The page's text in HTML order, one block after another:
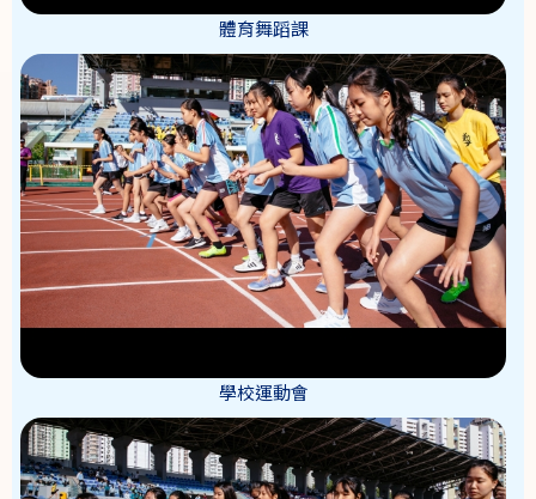
體育舞蹈課
學校運動會